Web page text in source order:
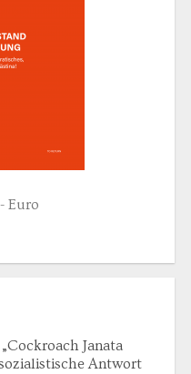
Euro
Janata
Antwort